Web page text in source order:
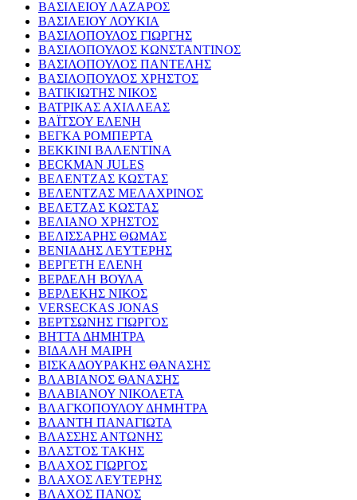
ΒΑΣΙΛΕΙΟΥ ΛΑΖΑΡΟΣ
ΒΑΣΙΛΕΙΟΥ ΛΟΥΚΙΑ
ΒΑΣΙΛΟΠΟΥΛΟΣ ΓΙΩΡΓΗΣ
ΒΑΣΙΛΟΠΟΥΛΟΣ ΚΩΝΣΤΑΝΤΙΝΟΣ
ΒΑΣΙΛΟΠΟΥΛΟΣ ΠΑΝΤΕΛΗΣ
ΒΑΣΙΛΟΠΟΥΛΟΣ ΧΡΗΣΤΟΣ
ΒΑΤΙΚΙΩΤΗΣ ΝΙΚΟΣ
ΒΑΤΡΙΚΑΣ ΑΧΙΛΛΕΑΣ
ΒΑΪΤΣΟΥ ΕΛΕΝΗ
ΒΕΓΚΑ ΡΟΜΠΕΡΤΑ
ΒΕΚΚΙΝΙ ΒΑΛΕΝΤΙΝΑ
BECKMAN JULES
ΒΕΛΕΝΤΖΑΣ ΚΩΣΤΑΣ
ΒΕΛΕΝΤΖΑΣ ΜΕΛΑΧΡΙΝΟΣ
ΒΕΛΕΤΖΑΣ ΚΩΣΤΑΣ
ΒΕΛΙΑΝΟ ΧΡΗΣΤΟΣ
ΒΕΛΙΣΣΑΡΗΣ ΘΩΜΑΣ
ΒΕΝΙΑΔΗΣ ΛΕΥΤΕΡΗΣ
ΒΕΡΓΕΤΗ ΕΛΕΝΗ
ΒΕΡΔΕΛΗ ΒΟΥΛΑ
ΒΕΡΛΕΚΗΣ ΝΙΚΟΣ
VERSECKAS JONAS
ΒΕΡΤΣΩΝΗΣ ΓΙΩΡΓΟΣ
ΒΗΤΤΑ ΔΗΜΗΤΡΑ
ΒΙΔΑΛΗ ΜΑΙΡΗ
ΒΙΣΚΑΔΟΥΡΑΚΗΣ ΘΑΝΑΣΗΣ
ΒΛΑΒΙΑΝΟΣ ΘΑΝΑΣΗΣ
ΒΛΑΒΙΑΝΟΥ ΝΙΚΟΛΕΤΑ
ΒΛΑΓΚΟΠΟΥΛΟΥ ΔΗΜΗΤΡΑ
ΒΛΑΝΤΗ ΠΑΝΑΓΙΩΤΑ
ΒΛΑΣΣΗΣ ΑΝΤΩΝΗΣ
ΒΛΑΣΤΟΣ ΤΑΚΗΣ
ΒΛΑΧΟΣ ΓΙΩΡΓΟΣ
ΒΛΑΧΟΣ ΛΕΥΤΕΡΗΣ
ΒΛΑΧΟΣ ΠΑΝΟΣ